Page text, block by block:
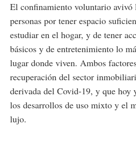
El confinamiento voluntario avivó
personas por tener espacio
estudiar en el hogar, y de tener
básicos y de entretenimiento lo
lugar donde viven. Ambos
recuperación del sector
derivada del Covid-19, y que hoy
los desarrollos de uso mixto y el
lujo.